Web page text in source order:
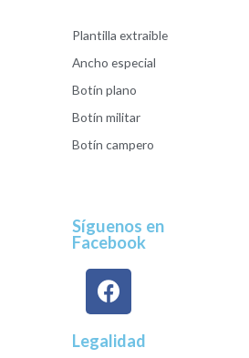
Plantilla extraible
Ancho especial
Botín plano
Botín militar
Botín campero
Síguenos en
Facebook
Legalidad